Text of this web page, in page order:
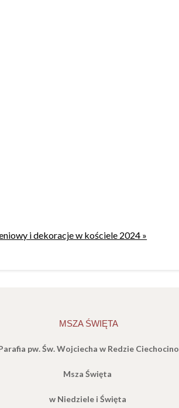
i dekoracje w kościele 2024 »
MSZA ŚWIĘTA
pw. Św. Wojciecha w Redzie Ciechocino
Msza Święta
w Niedziele i Święta